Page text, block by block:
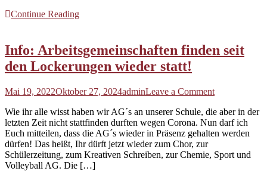
Continue Reading
Info: Arbeitsgemeinschaften finden seit
den Lockerungen wieder statt!
Mai 19, 2022Oktober 27, 2024adminLeave a Commenton
finden
seit
Lockerungen
Wie ihr alle wisst haben wir AG´s an unserer Schule, die aber in der
letzten Zeit nicht stattfinden durften wegen Corona. Nun darf ich
Euch mitteilen, dass die AG´s wieder in Präsenz gehalten werden
dürfen! Das heißt, Ihr dürft jetzt wieder zum Chor, zur
Schülerzeitung, zum Kreativen Schreiben, zur Chemie, Sport und
Volleyball AG. Die […]